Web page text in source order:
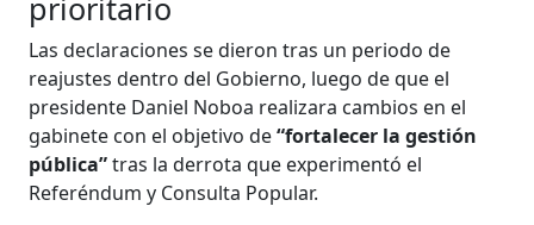
prioritario
Las declaraciones se dieron tras un periodo de
reajustes dentro del Gobierno, luego de que el
presidente Daniel Noboa realizara cambios en el
gabinete con el objetivo de“fortalecer la gestión
pública”tras la derrota que experimentó el
Referéndum y Consulta Popular.